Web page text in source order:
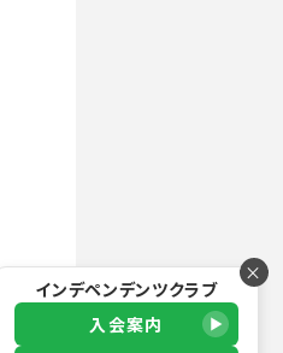
×
インデペンデンツクラブ
入会案内